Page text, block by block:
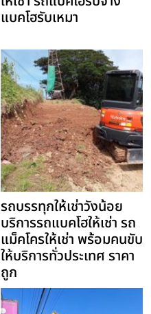
แบคโฮรับเหมา
รถบรรทุกให้เช่าวังน้อย
บริการรถแบคโฮให้เช่า รถ
แม็คโครให้เช่า พร้อมคนขับ
ให้บริการทั่วประเทศ ราคา
ถูก